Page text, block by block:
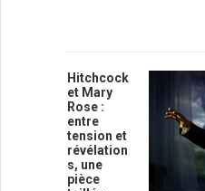
Hitchcock
et Mary
Rose :
entre
tension et
révélation
s, une
pièce